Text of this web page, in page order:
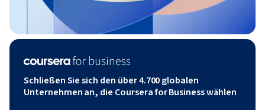
Schließen Sie sich den über 4.700 globalen
Unternehmen an, die Coursera for Business wählen